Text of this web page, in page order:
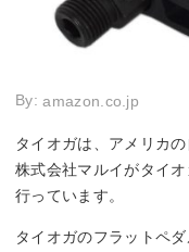
By:amazon.co.jp
タイオガは、アメリカ
株式会社マルイがタイ
行っています。
タイオガのフラットペ